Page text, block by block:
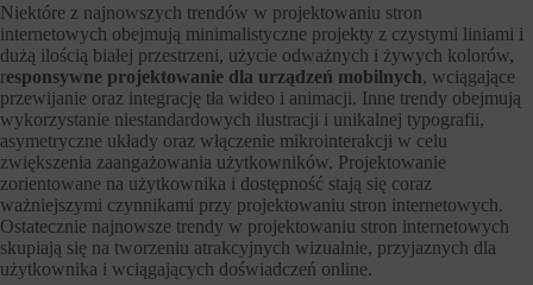
Niektóre z najnowszych trendów w projektowaniu stron
internetowych obejmują minimalistyczne projekty z czystymi liniami i
dużą ilością białej przestrzeni, użycie odważnych i żywych kolorów,
responsywne projektowanie dla urządzeń mobilnych, wciągające
przewijanie oraz integrację tła wideo i animacji. Inne trendy obejmują
wykorzystanie niestandardowych ilustracji i unikalnej typografii,
asymetryczne układy oraz włączenie mikrointerakcji w celu
zwiększenia zaangażowania użytkowników. Projektowanie
zorientowane na użytkownika i dostępność stają się coraz
ważniejszymi czynnikami przy projektowaniu stron internetowych.
Ostatecznie najnowsze trendy w projektowaniu stron internetowych
skupiają się na tworzeniu atrakcyjnych wizualnie, przyjaznych dla
użytkownika i wciągających doświadczeń online.